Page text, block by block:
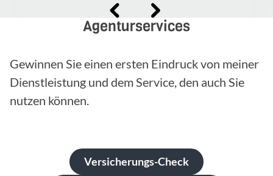
Agenturservices
Gewinnen Sie einen ersten Eindruck von meiner
Dienstleistung und dem Service, den auch Sie
nutzen können.
Versicherungs-Check